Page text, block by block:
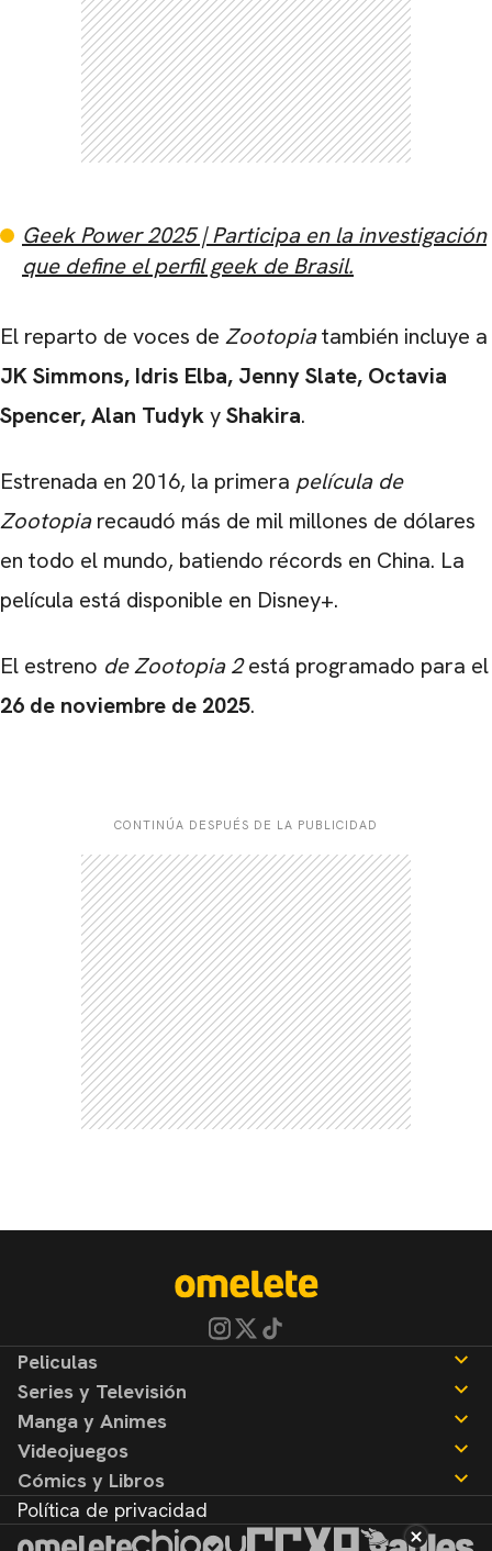
Geek Power 2025 | Participa en la investigación
que define el perfil geek de Brasil.
El reparto de voces de Zootopiatambién incluye a
JK Simmons, Idris Elba, Jenny Slate, Octavia
Spencer, Alan TudykyShakira.
Estrenada en 2016, la primera película de
Zootopiarecaudó más de mil millones de dólares
en todo el mundo, batiendo récords en China. La
película está disponible en Disney+.
El estreno de Zootopia 2está programado para el
26 de noviembre de 2025.
CONTINÚA DESPUÉS DE LA PUBLICIDAD
Peliculas
Noticias
Reseñas
Series y Televisión
Noticias
Reseñas
Manga y Animes
Noticias
Reseñas
Videojuegos
Noticias
Reseñas
Cómics y Libros
Noticias
Reseñas
Política de privacidad